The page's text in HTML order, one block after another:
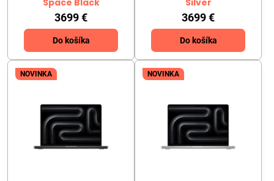
Space Black
3699 €
Do košíka
Silver
3699 €
Do košíka
NOVINKA NOVINKA